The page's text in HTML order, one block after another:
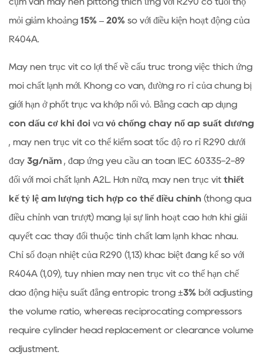
mỏi giảm khoảng 15% – 20% so với điều kiện hoạt động của
R404A.
Máy nén trục vít có lợi thế về cấu trúc trong việc thích ứng
môi chất lạnh mới. Không có van, đường rò rỉ của chúng bị
giới hạn ở phốt trục và khớp nối vỏ. Bằng cách áp dụng
con dấu cơ khí đôi và vỏ chống cháy nổ áp suất dương
, máy nén trục vít có thể kiểm soát tốc độ rò rỉ R290 dưới
đây 3g/năm , đáp ứng yêu cầu an toàn IEC 60335-2-89
đối với môi chất lạnh A2L. Hơn nữa, máy nén trục vít thiết
kế tỷ lệ âm lượng tích hợp có thể điều chỉnh (thông qua
điều chỉnh van trượt) mang lại sự linh hoạt cao hơn khi giải
quyết các thay đổi thuộc tính chất làm lạnh khác nhau.
Chỉ số đoạn nhiệt của R290 (1,13) khác biệt đáng kể so với
R404A (1,09), tuy nhiên máy nén trục vít có thể hạn chế
dao động hiệu suất đẳng entropic trong ±3% bởi adjusting
the volume ratio, whereas reciprocating compressors
require cylinder head replacement or clearance volume
adjustment.